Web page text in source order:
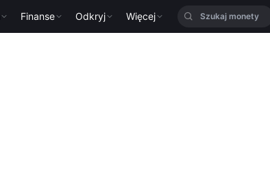
Finanse Odkryj Więcej